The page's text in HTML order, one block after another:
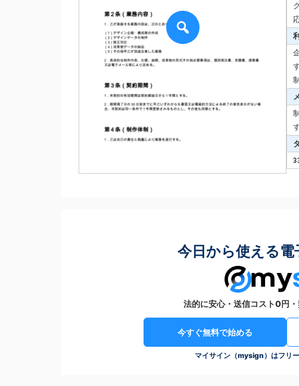
今日から使える電
法的に安心・送信コスト0円
今すぐ無料で始める
マイサイン（mysign）はフリ